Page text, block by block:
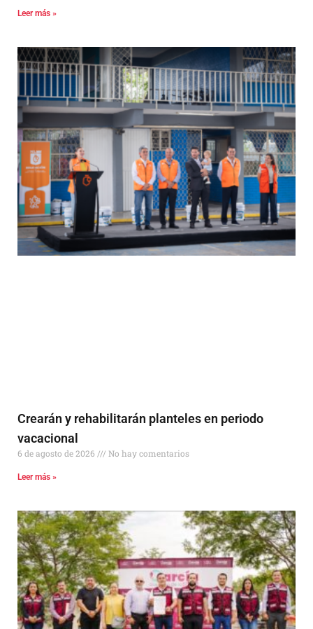
Leer más »
Crearán y rehabilitarán planteles en periodo
vacacional
6 de agosto de 2026 No hay comentarios
Leer más »